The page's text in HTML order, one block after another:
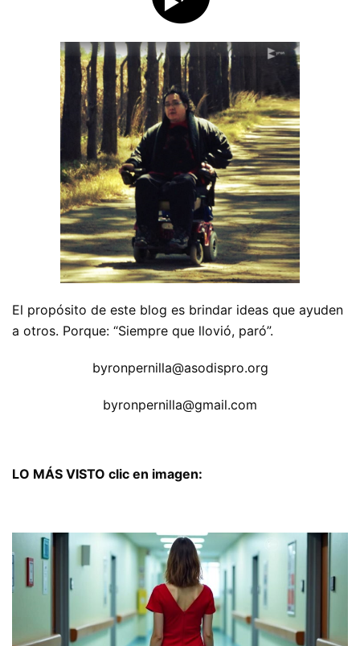
El propósito de este blog es brindar ideas que ayuden
a otros. Porque: “Siempre que llovió, paró”.
byronpernilla@asodispro.org
byronpernilla@gmail.com
LO MÁS VISTO clic en imagen: